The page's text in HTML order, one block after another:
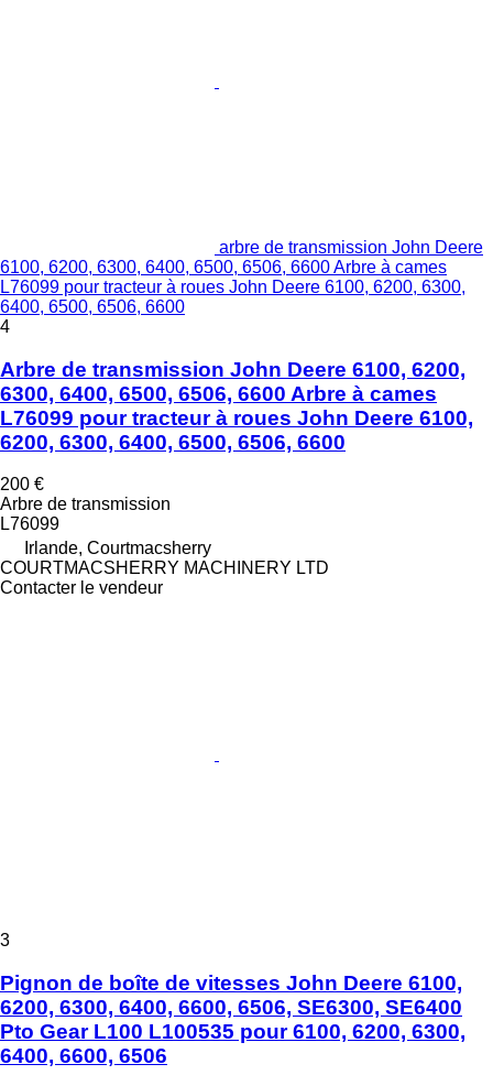
arbre de transmission John Deere
6100, 6200, 6300, 6400, 6500, 6506, 6600 Arbre à cames
L76099 pour tracteur à roues John Deere 6100, 6200, 6300,
6400, 6500, 6506, 6600
4
Arbre de transmission John Deere 6100, 6200,
6300, 6400, 6500, 6506, 6600 Arbre à cames
L76099 pour tracteur à roues John Deere 6100,
6200, 6300, 6400, 6500, 6506, 6600
200 €
Arbre de transmission
L76099
Irlande, Courtmacsherry
COURTMACSHERRY MACHINERY LTD
Contacter le vendeur
3
Pignon de boîte de vitesses John Deere 6100,
6200, 6300, 6400, 6600, 6506, SE6300, SE6400
Pto Gear L100 L100535 pour 6100, 6200, 6300,
6400, 6600, 6506